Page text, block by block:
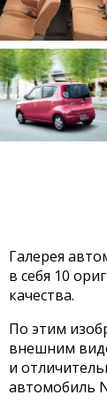
Галерея
в себя 10
качества.
По этим
внешним
и
автомобиль